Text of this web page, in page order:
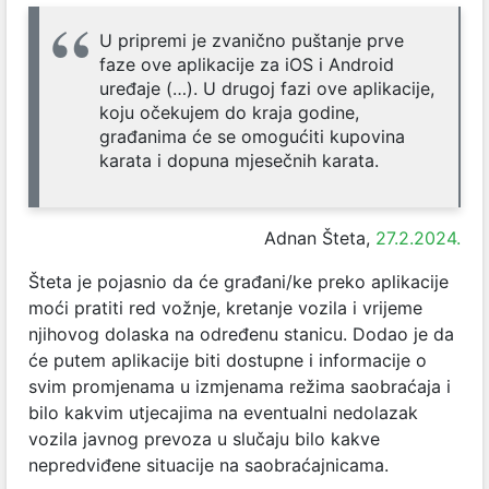
U pripremi je zvanično puštanje prve
faze ove aplikacije za iOS i Android
uređaje (…). U drugoj fazi ove aplikacije,
koju očekujem do kraja godine,
građanima će se omogućiti kupovina
karata i dopuna mjesečnih karata.
Adnan Šteta, 27.2.2024.
Šteta je pojasnio da će građani/ke preko aplikacije
moći pratiti red vožnje, kretanje vozila i vrijeme
njihovog dolaska na određenu stanicu. Dodao je da
će putem aplikacije biti dostupne i informacije o
svim promjenama u izmjenama režima saobraćaja i
bilo kakvim utjecajima na eventualni nedolazak
vozila javnog prevoza u slučaju bilo kakve
nepredviđene situacije na saobraćajnicama.